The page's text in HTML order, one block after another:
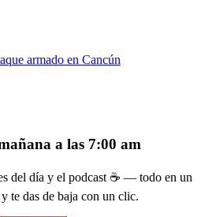
armado en Cancún
a las 7:00 am
del día y el podcast ☕ — todo en un
te das de baja con un clic.